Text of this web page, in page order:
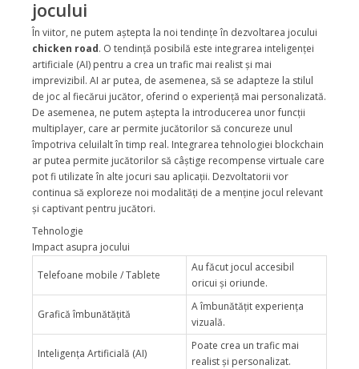
jocului
În viitor, ne putem aștepta la noi tendințe în dezvoltarea jocului
chicken road. O tendință posibilă este integrarea inteligenței
artificiale (AI) pentru a crea un trafic mai realist și mai
imprevizibil. AI ar putea, de asemenea, să se adapteze la stilul
de joc al fiecărui jucător, oferind o experiență mai personalizată.
De asemenea, ne putem aștepta la introducerea unor funcții
multiplayer, care ar permite jucătorilor să concureze unul
împotriva celuilalt în timp real. Integrarea tehnologiei blockchain
ar putea permite jucătorilor să câștige recompense virtuale care
pot fi utilizate în alte jocuri sau aplicații. Dezvoltatorii vor
continua să exploreze noi modalități de a menține jocul relevant
și captivant pentru jucători.
Tehnologie
Impact asupra jocului
Telefoane mobile / Tablete
Au făcut jocul accesibil
oricui și oriunde.
Grafică îmbunătățită
A îmbunătățit experiența
vizuală.
Inteligența Artificială (AI)
Poate crea un trafic mai
realist și personalizat.